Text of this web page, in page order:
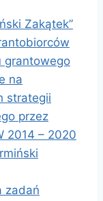
Zakątek”
grantowego
na
strategii
przez
2014 – 2020
zadań